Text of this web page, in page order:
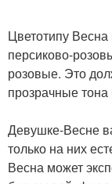
Цветотипу
персиково-
розовые. Это
прозрачные тона
Девушке-Весне
только на них
Весна может